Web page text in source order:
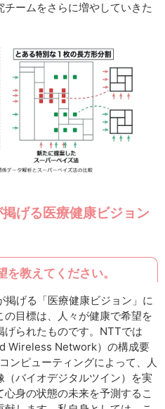
ームをさらに増やしていきた
げる医療健康ビジョン
教えてください。
げる「医療健康ビジョン」に
目標は、人々が健康で希望を
られたものです。NTTでは
Wireless Network）の構成要
ンピューティングによって、人
バイオデジタルツイン）を実
身の状態の未来を予測するこ